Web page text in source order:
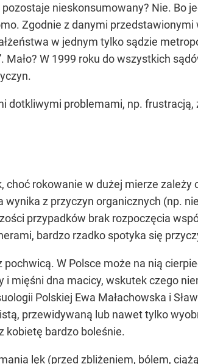
nieskonsumowany? Nie. Bo
Zgodnie z danymi
w jednym tylko sądzie
Mało? W 1999 roku do wszystkich
dotkliwymi problemami, np.
choć rokowanie w dużej mierze
z przyczyn organicznych (np.
przypadków brak rozpoczęcia
bardzo rzadko spotyka się
W Polsce może na nią
mięśni dna macicy, wskutek czego
Polskiej Ewa Małachowska i
przewidywaną lub nawet tylko
kobietę bardzo boleśnie.
lęk (przed zbliżeniem, bólem,